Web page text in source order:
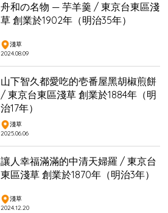
舟和の名物 — 芋羊羹 / 東京台東區淺
草 創業於1902年（明治35年）
淺草
2024.08.09
山下智久都愛吃的壱番屋黑胡椒煎餅
/ 東京台東區淺草 創業於1884年（明
治17年）
淺草
2025.06.06
讓人幸福滿滿的中清天婦羅 / 東京台
東區淺草 創業於1870年（明治3年）
淺草
2024.12.20